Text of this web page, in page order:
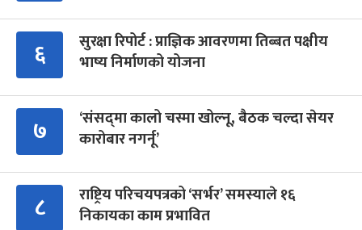
६
सुरक्षा रिपोर्ट : प्राज्ञिक आवरणमा तिब्बत पक्षीय
भाष्य निर्माणको योजना
७
‘संसद्‍मा कालो चस्मा खोल्नू, बैठक चल्दा सेयर
कारोबार नगर्नू’
८
राष्ट्रिय परिचयपत्रको ‘सर्भर’ समस्याले १६
निकायका काम प्रभावित